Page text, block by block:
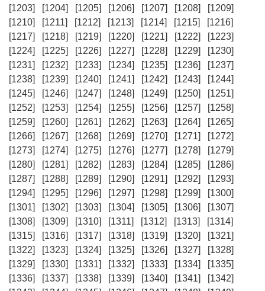
[1203]
[1204] [1205] [1206] [1207] [1208]
[1209]
[1210]
[1211] [1212] [1213] [1214] [1215]
[1216]
[1217]
[1218] [1219] [1220] [1221] [1222]
[1223]
[1224]
[1225] [1226] [1227] [1228] [1229]
[1230]
[1231]
[1232] [1233] [1234] [1235] [1236]
[1237]
[1238]
[1239] [1240] [1241] [1242] [1243]
[1244]
[1245]
[1246] [1247] [1248] [1249] [1250]
[1251]
[1252]
[1253] [1254] [1255] [1256] [1257]
[1258]
[1259]
[1260] [1261] [1262] [1263] [1264]
[1265]
[1266]
[1267] [1268] [1269] [1270] [1271]
[1272]
[1273]
[1274] [1275] [1276] [1277] [1278]
[1279]
[1280]
[1281] [1282] [1283] [1284] [1285]
[1286]
[1287]
[1288] [1289] [1290] [1291] [1292]
[1293]
[1294]
[1295] [1296] [1297] [1298] [1299]
[1300]
[1301]
[1302] [1303] [1304] [1305] [1306]
[1307]
[1308]
[1309] [1310] [1311] [1312] [1313]
[1314]
[1315]
[1316] [1317] [1318] [1319] [1320]
[1321]
[1322]
[1323] [1324] [1325] [1326] [1327]
[1328]
[1329]
[1330] [1331] [1332] [1333] [1334]
[1335]
[1336]
[1337] [1338] [1339] [1340] [1341]
[1342]